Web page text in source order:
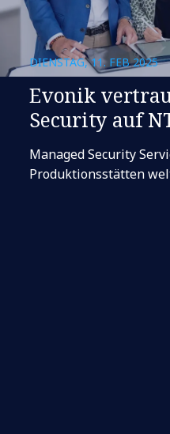
DIENSTAG, 11. FEB 2025
Evonik
Security auf
Managed Security
Produktionsstätten